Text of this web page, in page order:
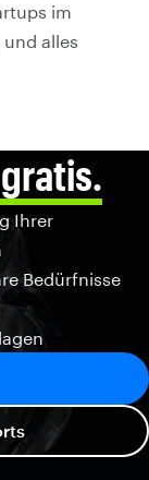
im
und alles
Ihrer
Bedürfnisse